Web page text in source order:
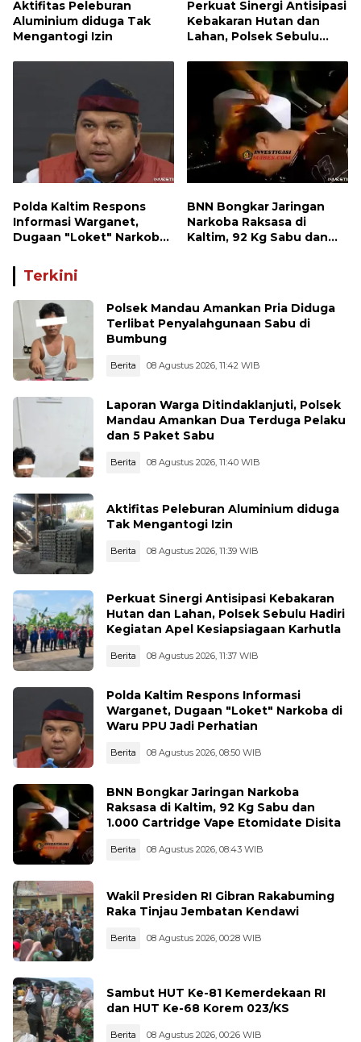
Aktifitas Peleburan
Aluminium diduga Tak
Mengantogi Izin
Perkuat Sinergi Antisipasi
Kebakaran Hutan dan
Lahan, Polsek Sebulu
Kesiapsiagaan Karhutla
Polda Kaltim Respons
Informasi Warganet,
Dugaan "Loket" Narkoba
Perhatian
BNN Bongkar Jaringan
Narkoba Raksasa di
Kaltim, 92 Kg Sabu dan
Terkini
Polsek Mandau Amankan Pria Diduga
Terlibat Penyalahgunaan Sabu di
Bumbung
Berita 08 Agustus 2026, 11:42 WIB
Laporan Warga Ditindaklanjuti, Polsek
Mandau Amankan Dua Terduga Pelaku
dan 5 Paket Sabu
Berita 08 Agustus 2026, 11:40 WIB
Aktifitas Peleburan Aluminium diduga
Tak Mengantogi Izin
Berita 08 Agustus 2026, 11:39 WIB
Perkuat Sinergi Antisipasi Kebakaran
Hutan dan Lahan, Polsek Sebulu Hadiri
Kegiatan Apel Kesiapsiagaan Karhutla
Berita 08 Agustus 2026, 11:37 WIB
Polda Kaltim Respons Informasi
Warganet, Dugaan "Loket" Narkoba di
Waru PPU Jadi Perhatian
Berita 08 Agustus 2026, 08:50 WIB
BNN Bongkar Jaringan Narkoba
Raksasa di Kaltim, 92 Kg Sabu dan
1.000 Cartridge Vape Etomidate Disita
Berita 08 Agustus 2026, 08:43 WIB
Wakil Presiden RI Gibran Rakabuming
Raka Tinjau Jembatan Kendawi
Berita 08 Agustus 2026, 00:28 WIB
Sambut HUT Ke-81 Kemerdekaan RI
dan HUT Ke-68 Korem 023/KS
Berita 08 Agustus 2026, 00:26 WIB